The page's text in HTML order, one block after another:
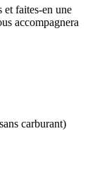
et faites-en une
accompagnera
carburant)